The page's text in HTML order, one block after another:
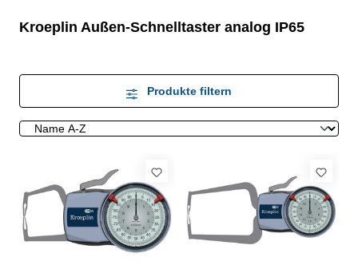
Kroeplin Außen-Schnelltaster analog IP65
Produkte filtern